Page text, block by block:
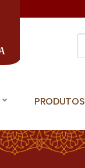
PRODUTOS